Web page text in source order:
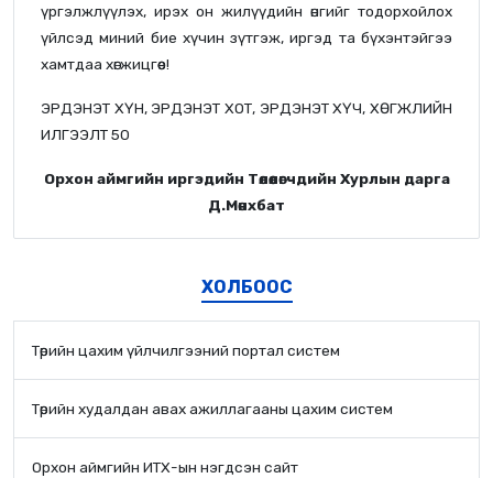
үргэлжлүүлэх, ирэх он жилүүдийн өнгийг тодорхойлох
үйлсэд миний бие хүчин зүтгэж, иргэд та бүхэнтэйгээ
хамтдаа хөгжицгөөе!
ЭРДЭНЭТ ХҮН, ЭРДЭНЭТ ХОТ, ЭРДЭНЭТ ХҮЧ, ХӨГЖЛИЙН
ИЛГЭЭЛТ 50
Орхон аймгийн иргэдийн Төлөөлөгчдийн Хурлын дарга
Д.Мөнхбат
ХОЛБООС
Төрийн цахим үйлчилгээний портал систем
Төрийн худалдан авах ажиллагааны цахим систем
Орхон аймгийн ИТХ-ын нэгдсэн сайт